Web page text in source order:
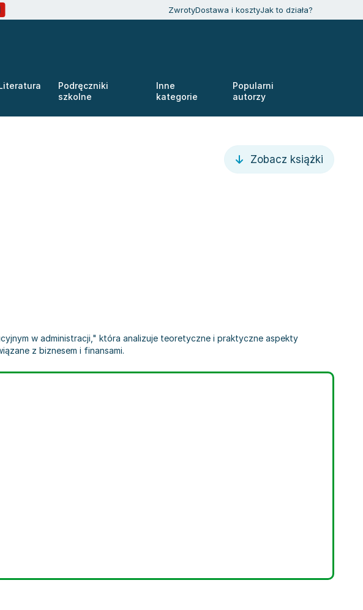
ZwrotyDostawa i kosztyJak to działa?
Podręczniki
szkolne
Inne
kategorie
Popularni
autorzy
Zobacz książki
w administracji," która analizuje teoretyczne i praktyczne aspekty
z biznesem i finansami.